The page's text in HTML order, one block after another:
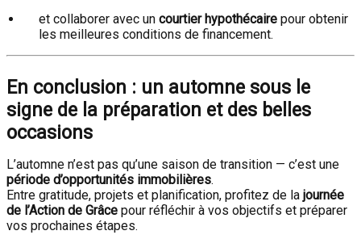
et collaborer avec un courtier hypothécaire pour obtenir
les meilleures conditions de financement.
En conclusion : un automne sous le
signe de la préparation et des belles
occasions
L’automne n’est pas qu’une saison de transition — c’est une
période d’opportunités immobilières.
Entre gratitude, projets et planification, profitez de la journée
de l’Action de Grâce pour réfléchir à vos objectifs et préparer
vos prochaines étapes.